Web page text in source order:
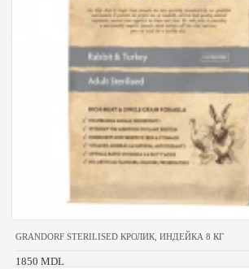
GRANDORF STERILISED КРОЛИК, ИНДЕЙКА 8 КГ
1850 MDL